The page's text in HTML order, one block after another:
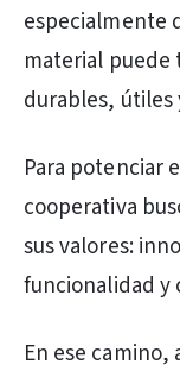
especialmente
material puede
durables,
Para potenciar
cooperativa
sus valores:
funcionalidad y
En ese camino,